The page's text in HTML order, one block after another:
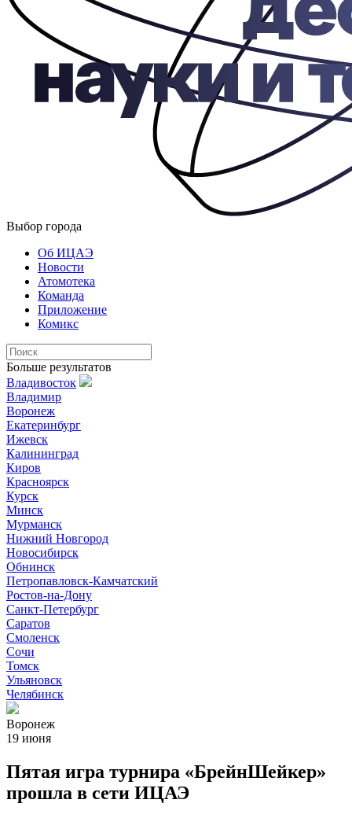
Выбор города
Об ИЦАЭ
Новости
Атомотека
Команда
Приложение
Комикс
Больше результатов
Владивосток
Владимир
Воронеж
Екатеринбург
Ижевск
Калининград
Киров
Красноярск
Курск
Минск
Мурманск
Нижний Новгород
Новосибирск
Обнинск
Петропавловск-Камчатский
Ростов-на-Дону
Санкт-Петербург
Саратов
Смоленск
Сочи
Томск
Ульяновск
Челябинск
Воронеж
19 июня
Пятая игра турнира «БрейнШейкер»
прошла в сети ИЦАЭ